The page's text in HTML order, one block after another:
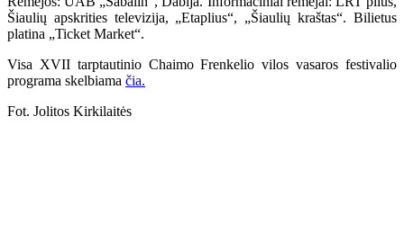
Šiaulių apskrities televizija, „Etaplius“, „Šiaulių kraštas“. Bilietus
platina „Ticket Market“.
Visa XVII tarptautinio Chaimo Frenkelio vilos vasaros festivalio
programa skelbiama čia.
Fot. Jolitos Kirkilaitės